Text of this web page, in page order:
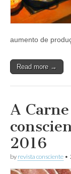
aumento de
Read more →
A
2016
by revista consciente •